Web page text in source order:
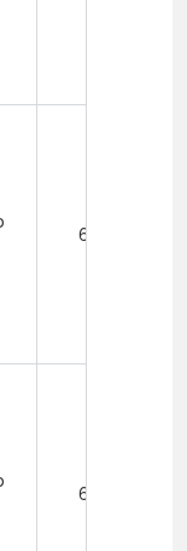
60 phút
60 phút